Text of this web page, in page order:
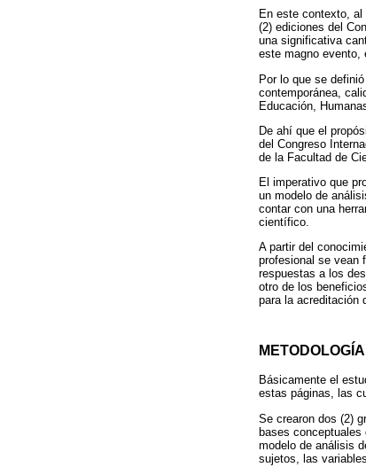
En este contexto, al
(2) ediciones del
una significativa
este magno evento,
Por lo que se
contemporánea,
Educación,
De ahí que el
del Congreso
de la Facultad de
El imperativo que
un modelo de
contar con una
científico.
A partir del
profesional se vean
respuestas a los
otro de los
para la acreditación
METODOLOGÍA
Básicamente el
estas páginas, las
Se crearon dos (2)
bases conceptuales
modelo de análisis
sujetos, las